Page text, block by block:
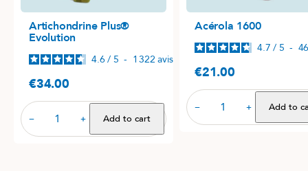
Artichondrine Plus®
Evolution
4.6 / 5 - 1 322avis
Price
€34.00
− + Add to cart
Acérola 1600
4.7 / 5 -
Price
€21.00
− + Add to